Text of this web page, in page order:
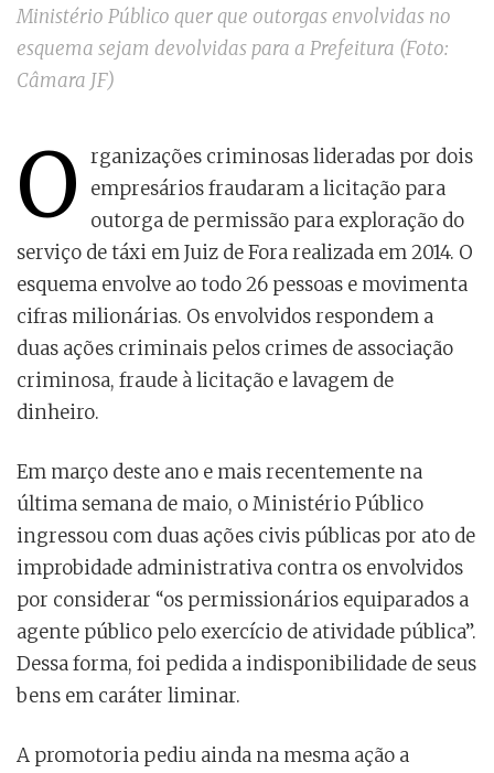
Ministério Público quer que outorgas envolvidas no
esquema sejam devolvidas para a Prefeitura (Foto:
Câmara JF)
O rganizações criminosas lideradas por dois
empresários fraudaram a licitação para
outorga de permissão para exploração do
serviço de táxi em Juiz de Fora realizada em 2014. O
esquema envolve ao todo 26 pessoas e movimenta
cifras milionárias. Os envolvidos respondem a
duas ações criminais pelos crimes de associação
criminosa, fraude à licitação e lavagem de
dinheiro.
Em março deste ano e mais recentemente na
última semana de maio, o Ministério Público
ingressou com duas ações civis públicas por ato de
improbidade administrativa contra os envolvidos
por considerar “os permissionários equiparados a
agente público pelo exercício de atividade pública”.
Dessa forma, foi pedida a indisponibilidade de seus
bens em caráter liminar.
A promotoria pediu ainda na mesma ação a